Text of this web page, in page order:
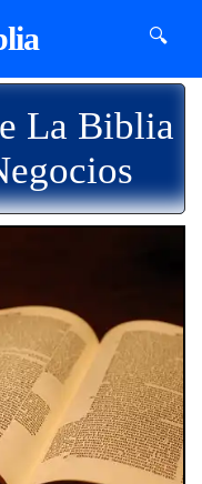
🔍
La Biblia